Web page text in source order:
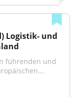
Logistik- und
führenden und